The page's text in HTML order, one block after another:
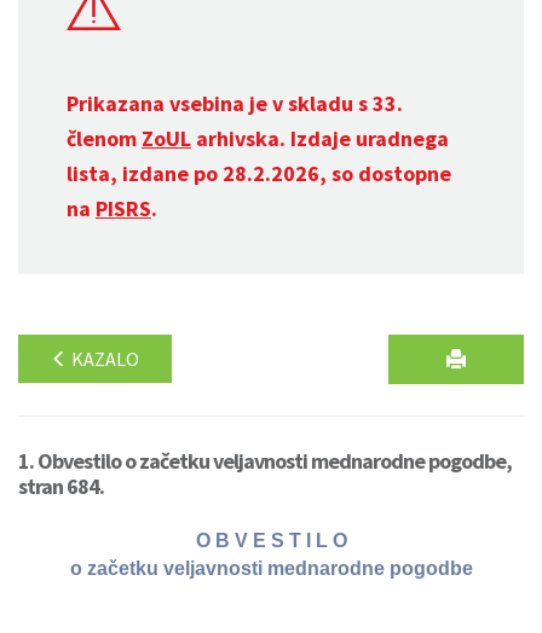
Prikazana vsebina je v skladu s 33.
členom ZoUL arhivska. Izdaje uradnega
lista, izdane po 28.2.2026, so dostopne
na PISRS.
KAZALO
1. Obvestilo o začetku veljavnosti mednarodne pogodbe,
stran 684.
O B V E S T I L O
o začetku veljavnosti mednarodne pogodbe